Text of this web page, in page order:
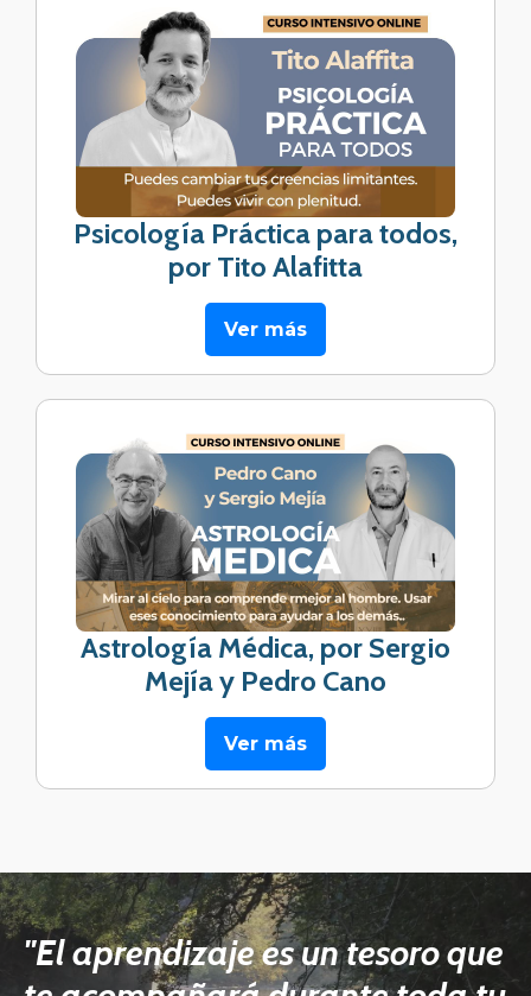
Psicología Práctica para todos,
por Tito Alafitta
Ver más
Astrología Médica, por Sergio
Mejía y Pedro Cano
Ver más
"El aprendizaje es un tesoro que